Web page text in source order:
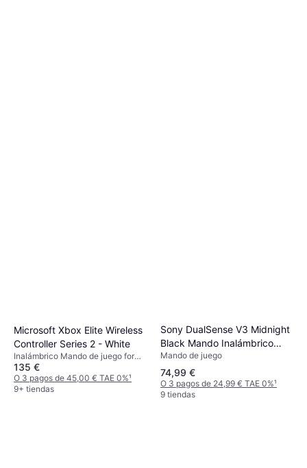
Microsoft Xbox Elite Wireless
Controller Series 2 - White
Inalámbrico Mando de juego for
Xbox Series X, Xbox One, iOS, PC,
Android
135 €
O 3 pagos de 45,00 € TAE 0%¹
9+ tiendas
Sony DualSense V3 Midnight
Black Mando Inalámbrico
PS5
Mando de juego
74,99 €
O 3 pagos de 24,99 € TAE 0%¹
9 tiendas